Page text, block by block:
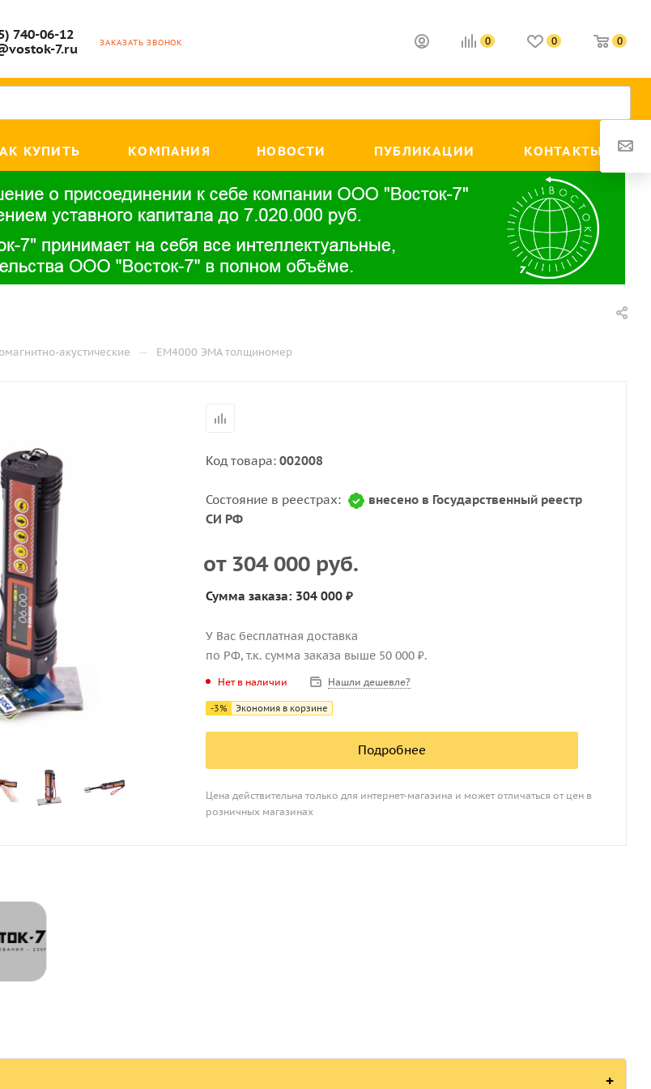
740-06-12
7.ru
ЗАКАЗАТЬ ЗВОНОК 0 0 0
КУПИТЬ КОМПАНИЯ НОВОСТИ ПУБЛИКАЦИИ КОНТАКТЫ
акустические — EM4000 ЭМА толщиномер
Код товара: 002008
Состояние в реестрах:
внесено в Государственный реестр
СИ РФ
от 304 000 руб.
Сумма заказа: 304 000 ₽
У Вас бесплатная доставка
по РФ, т.к. сумма заказа выше 50 000 ₽.
Нет в наличии Нашли дешевле?
-3% Экономия в корзине
Подробнее
Цена действительна только для интернет-магазина и может отличаться от цен в
розничных магазинах